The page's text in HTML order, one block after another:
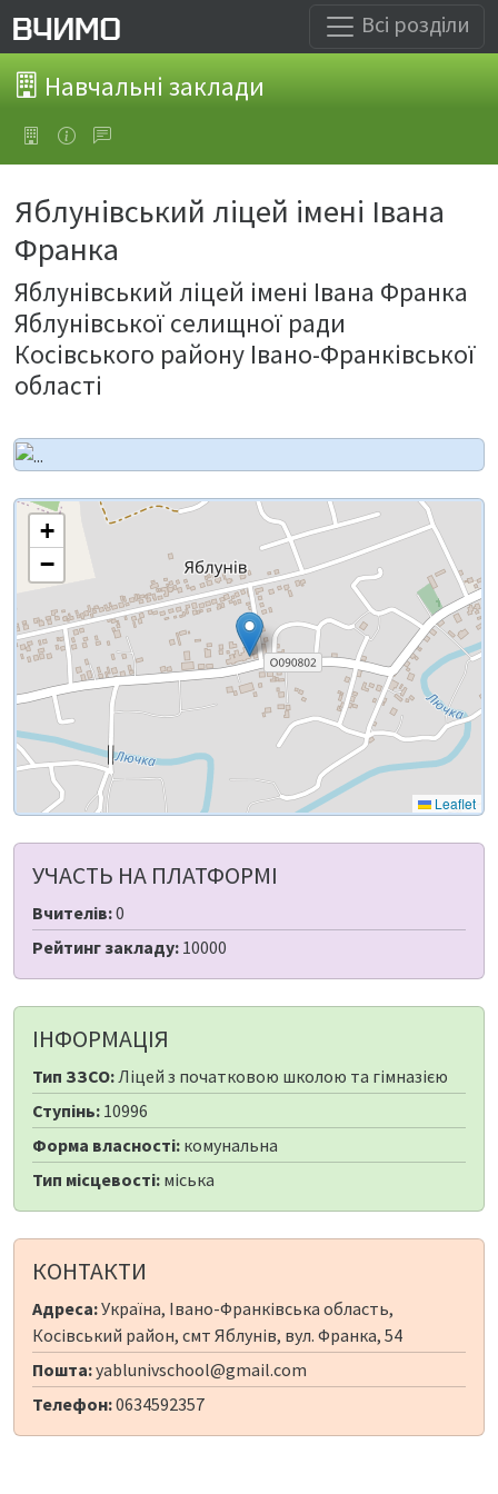
Всі розділи
Навчальні заклади
Яблунівський ліцей імені Івана
Франка
Яблунівський ліцей імені Івана Франка
Яблунівської селищної ради
Косівського району Івано-Франківської
області
+
−
Leaflet
УЧАСТЬ НА ПЛАТФОРМІ
Вчителів:0
Рейтинг закладу: 10000
ІНФОРМАЦІЯ
Тип ЗЗСО:Ліцей з початковою школою та гімназією
Ступінь: 10996
Форма власності: комунальна
Тип місцевості: міська
КОНТАКТИ
Адреса:Україна, Івано-Франківська область,
Косівський район, смт Яблунів, вул. Франка, 54
Пошта:yablunivschool@gmail.com
Телефон:0634592357